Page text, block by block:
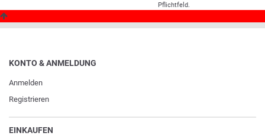
Pflichtfeld.
KONTO & ANMELDUNG
Anmelden
Registrieren
EINKAUFEN